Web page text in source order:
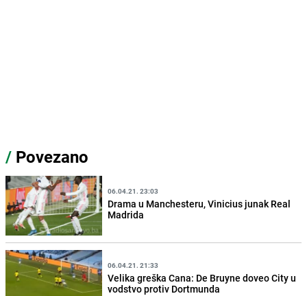
/ Povezano
06.04.21. 23:03
Drama u Manchesteru, Vinicius junak Real
Madrida
06.04.21. 21:33
Velika greška Cana: De Bruyne doveo City u
vodstvo protiv Dortmunda